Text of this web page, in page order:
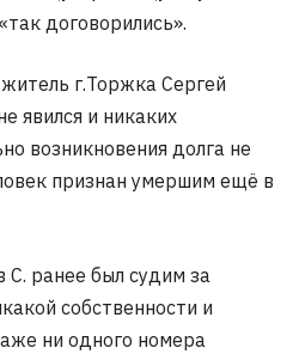
договорились».
г.Торжка Сергей
явился и никаких
возникновения долга не
признан умершим ещё в
С. ранее был судим за
собственности и
ни одного номера